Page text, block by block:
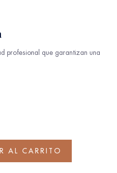
profesional que garantizan una
AL CARRITO